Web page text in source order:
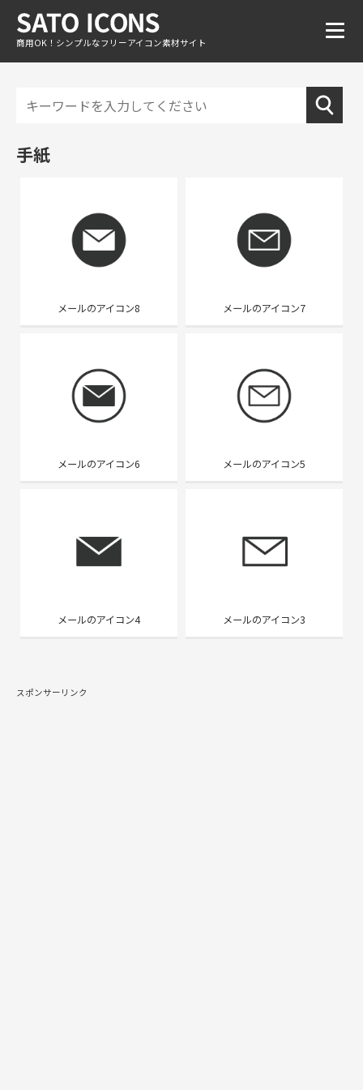
商用OK！シンプルなフリーアイコン素材サイト
手紙
メールのアイコン8 メールのアイコン7
メールのアイコン6 メールのアイコン5
メールのアイコン4 メールのアイコン3
スポンサーリンク